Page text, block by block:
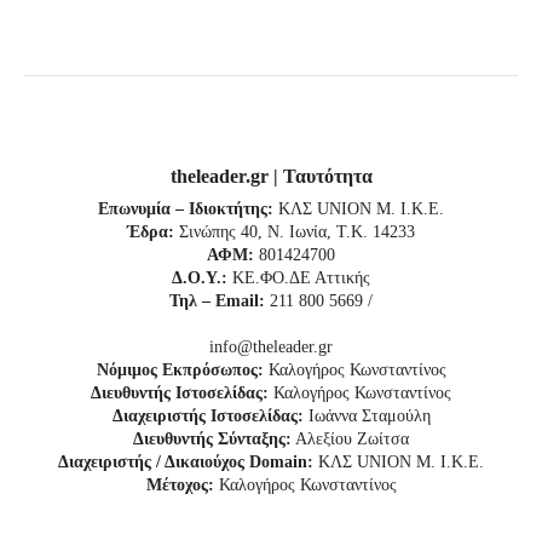
theleader.gr | Ταυτότητα
Επωνυμία – Ιδιοκτήτης: ΚΛΣ UNION Μ. Ι.Κ.Ε.
Έδρα: Σινώπης 40, Ν. Ιωνία, Τ.Κ. 14233
ΑΦΜ: 801424700
Δ.Ο.Υ.: ΚΕ.ΦΟ.ΔΕ Αττικής
Τηλ – Email: 211 800 5669 /
info@theleader.gr
Νόμιμος Εκπρόσωπος: Καλογήρος Κωνσταντίνος
Διευθυντής Ιστοσελίδας: Καλογήρος Κωνσταντίνος
Διαχειριστής Ιστοσελίδας: Ιωάννα Σταμούλη
Διευθυντής Σύνταξης: Αλεξίου Ζωίτσα
Διαχειριστής / Δικαιούχος Domain: ΚΛΣ UNION Μ. Ι.Κ.Ε.
Μέτοχος: Καλογήρος Κωνσταντίνος